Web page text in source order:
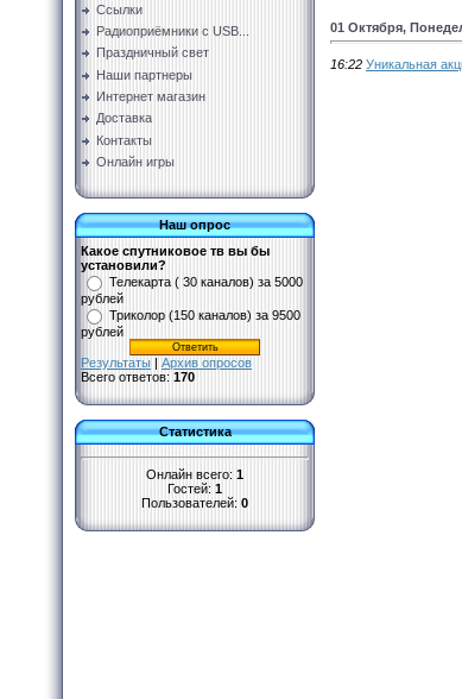
Ссылки
Радиоприёмники с USB...
Праздничный свет
Наши партнеры
Интернет магазин
Доставка
Контакты
Онлайн игры
Наш опрос
Какое спутниковое тв вы бы
установили?
Телекарта ( 30 каналов) за 5000
рублей
Триколор (150 каналов) за 9500
рублей
Результаты | Архив опросов
Всего ответов: 170
Статистика
Онлайн всего: 1
Гостей: 1
Пользователей: 0
01 Октября,
16:22 Уникальная